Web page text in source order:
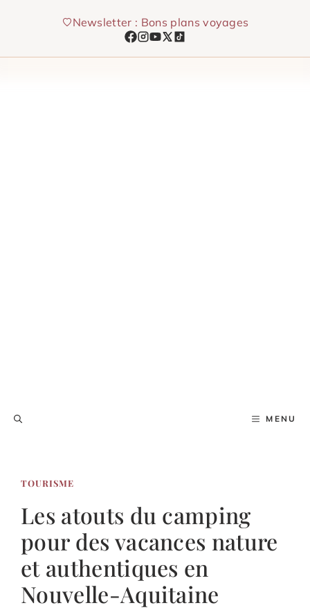
Newsletter : Bons plans voyages
MENU
TOURISME
Les atouts du camping
pour des vacances nature
et authentiques en
Nouvelle-Aquitaine